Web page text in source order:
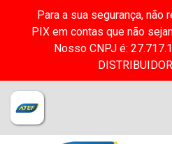
Para a sua segurança,
PIX em contas que não
Nosso CNPJ é: